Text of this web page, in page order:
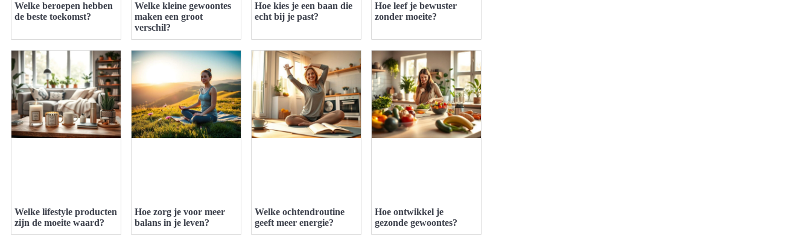
Welke beroepen hebben
de beste toekomst?
Welke kleine gewoontes
maken een groot
verschil?
Hoe kies je een baan die
echt bij je past?
Hoe leef je bewuster
zonder moeite?
Welke lifestyle producten
zijn de moeite waard?
Hoe zorg je voor meer
balans in je leven?
Welke ochtendroutine
geeft meer energie?
Hoe ontwikkel je
gezonde gewoontes?